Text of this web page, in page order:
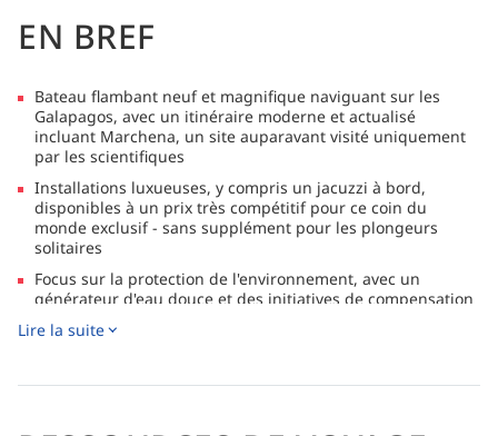
EN BREF
Bateau flambant neuf et magnifique naviguant sur les
Galapagos, avec un itinéraire moderne et actualisé
incluant Marchena, un site auparavant visité uniquement
par les scientifiques
Installations luxueuses, y compris un jacuzzi à bord,
disponibles à un prix très compétitif pour ce coin du
monde exclusif - sans supplément pour les plongeurs
solitaires
Focus sur la protection de l'environnement, avec un
générateur d'eau douce et des initiatives de compensation
Lire la suite